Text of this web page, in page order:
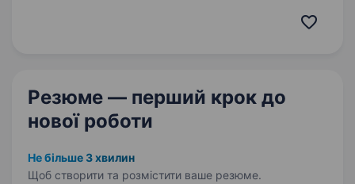
Резюме — перший крок до
нової роботи
Не більше 3 хвилин
Щоб створити та розмістити ваше резюме.